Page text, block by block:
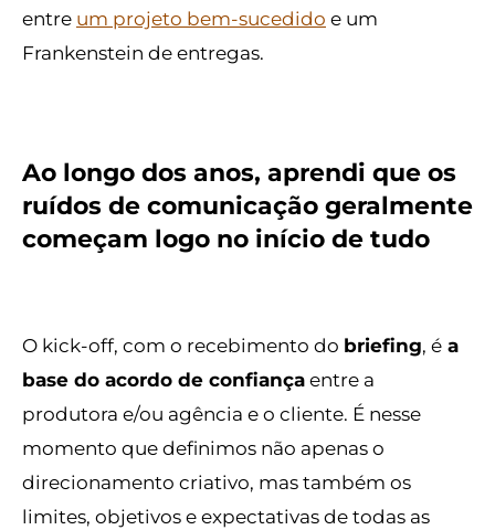
entre um projeto bem-sucedido e um
Frankenstein de entregas.
Ao longo dos anos, aprendi que os
ruídos de comunicação geralmente
começam logo no início de tudo
O kick-off, com o recebimento do briefing, é a
base do acordo de confiançaentre a
produtora e/ou agência e o cliente. É nesse
momento que definimos não apenas o
direcionamento criativo, mas também os
limites, objetivos e expectativas de todas as